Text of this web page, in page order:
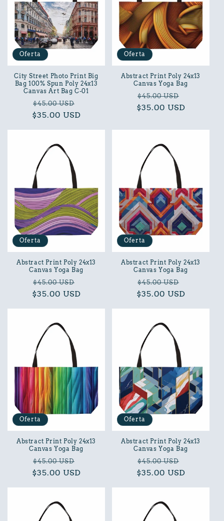
Oferta
City Street Photo Print Big
Bag 100% Spun Poly 24x13
Canvas Art Bag C-01
Precio
habitual
$45.00 USD
de
$35.00 USD
Oferta
Abstract Print Poly 24x13
Canvas Yoga Bag
Precio
habitual
$45.00 USD
de
$35.00 USD
Oferta
Abstract Print Poly 24x13
Canvas Yoga Bag
Precio
habitual
$45.00 USD
de
$35.00 USD
Oferta
Abstract Print Poly 24x13
Canvas Yoga Bag
Precio
habitual
$45.00 USD
de
$35.00 USD
Oferta
Abstract Print Poly 24x13
Canvas Yoga Bag
Precio
habitual
$45.00 USD
de
$35.00 USD
Oferta
Abstract Print Poly 24x13
Canvas Yoga Bag
Precio
habitual
$45.00 USD
de
$35.00 USD